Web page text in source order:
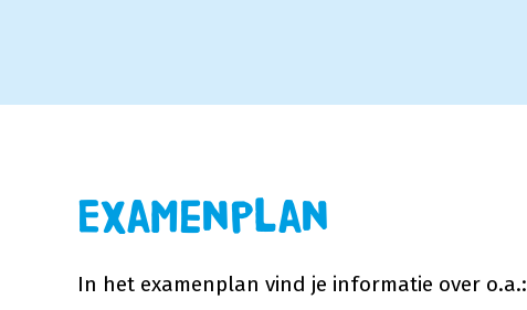
Examenplan
In het examenplan vind je informatie over o.a.: